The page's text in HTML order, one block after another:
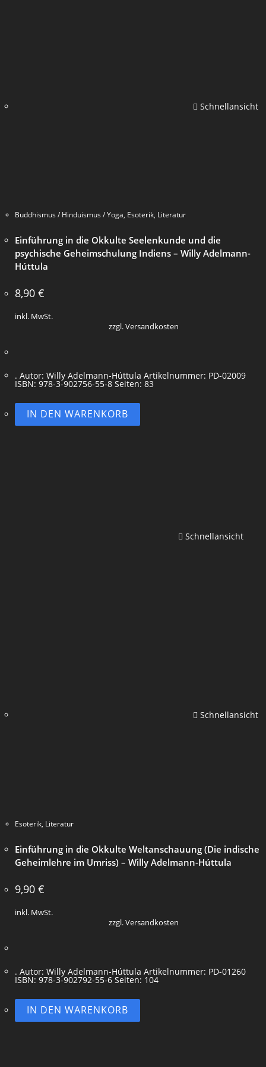
Schnellansicht
Buddhismus / Hinduismus / Yoga, Esoterik, Literatur
Einführung in die Okkulte Seelenkunde und die
psychische Geheimschulung Indiens – Willy Adelmann-
Húttula
8,90 €
inkl. MwSt.
zzgl. Versandkosten
. Autor: Willy Adelmann-Húttula Artikelnummer: PD-02009
ISBN: 978-3-902756-55-8 Seiten: 83
IN DEN WARENKORB
Schnellansicht
Schnellansicht
Esoterik, Literatur
Einführung in die Okkulte Weltanschauung (Die indische
Geheimlehre im Umriss) – Willy Adelmann-Húttula
9,90 €
inkl. MwSt.
zzgl. Versandkosten
. Autor: Willy Adelmann-Húttula Artikelnummer: PD-01260
ISBN: 978-3-902792-55-6 Seiten: 104
IN DEN WARENKORB